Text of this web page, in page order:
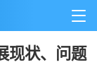
现状、问题